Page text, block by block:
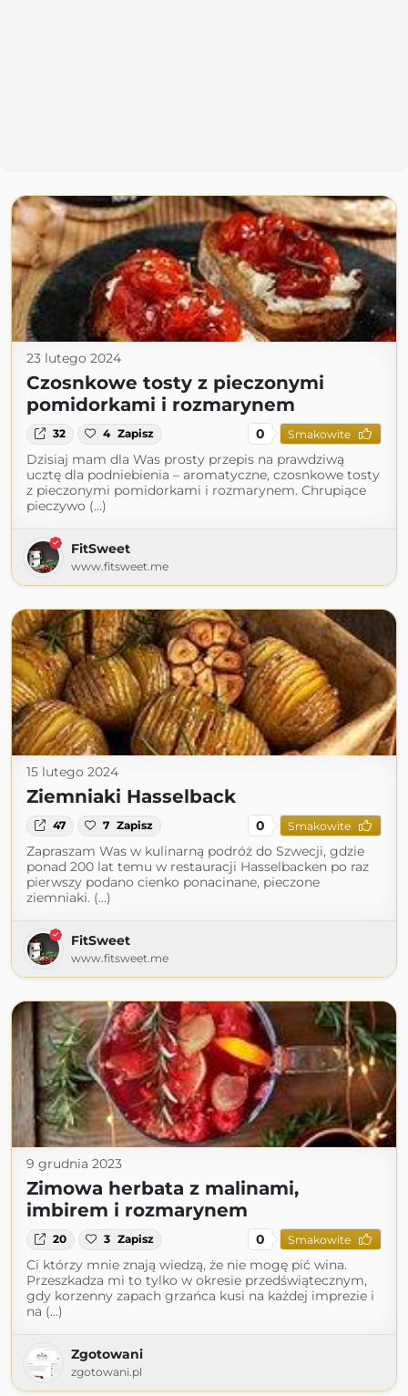
23 lutego 2024
Czosnkowe tosty z pieczonymi
pomidorkami i rozmarynem
32 4 Zapisz 0 Smakowite
Dzisiaj mam dla Was prosty przepis na prawdziwą
ucztę dla podniebienia – aromatyczne, czosnkowe tosty
z pieczonymi pomidorkami i rozmarynem. Chrupiące
pieczywo (...)
FitSweet
www.fitsweet.me
15 lutego 2024
Ziemniaki Hasselback
47 7 Zapisz 0 Smakowite
Zapraszam Was w kulinarną podróż do Szwecji, gdzie
ponad 200 lat temu w restauracji Hasselbacken po raz
pierwszy podano cienko ponacinane, pieczone
ziemniaki. (...)
FitSweet
www.fitsweet.me
9 grudnia 2023
Zimowa herbata z malinami,
imbirem i rozmarynem
20 3 Zapisz 0 Smakowite
Ci którzy mnie znają wiedzą, że nie mogę pić wina.
Przeszkadza mi to tylko w okresie przedświątecznym,
gdy korzenny zapach grzańca kusi na każdej imprezie i
na (...)
Zgotowani
zgotowani.pl